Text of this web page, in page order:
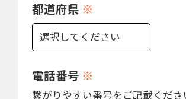
都道府県 ※
電話番号 ※
繋がりやすい番号をご記載くださ